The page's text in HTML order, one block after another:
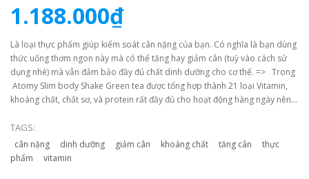
1.188.000₫
Là loại thực phẩm giúp kiểm soát cân nặng của bạn. Có nghĩa là bạn dùng
thức uống thơm ngon này mà có thể tăng hay giảm cân (tuỳ vào cách sử
dụng nhé) mà vẫn đảm bảo đầy đủ chất dinh dưỡng cho cơ thể. => Trong
Atomy Slim body Shake Green tea được tổng hợp thành 21 loại Vitamin,
khoáng chất, chất sơ, và protein rất đầy đủ cho hoạt động hàng ngày nên
dưỡng
TAGS:
cân nặng dinh dưỡng giảm cân khoáng chất tăng cân
thực
phẩm
vitamin